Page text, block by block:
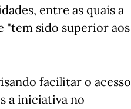
entre as quais a
"tem sido superior aos
facilitar o acesso
a iniciativa no